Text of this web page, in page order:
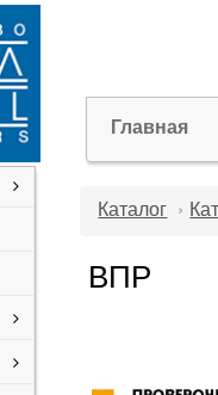
Главная
Каталог
ВПР